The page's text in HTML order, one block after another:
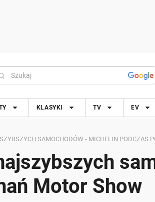
KLASYKI TV EV
SAMOCHODÓW - MICHELIN PODCZAS
Motor Show